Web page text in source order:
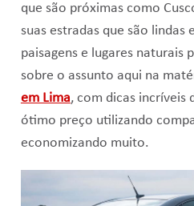
que são próximas como
suas estradas que são lindas
paisagens e lugares naturais
sobre o assunto aqui na
em Lima, com dicas incríveis
ótimo preço utilizando
economizando muito.